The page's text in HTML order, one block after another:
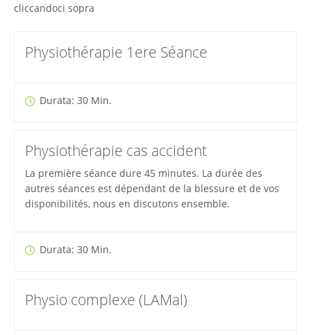
cliccandoci sopra
Physiothérapie 1ere Séance
Durata: 30 Min.
Physiothérapie cas accident
La première séance dure 45 minutes. La durée des
autres séances est dépendant de la blessure et de vos
disponibilités, nous en discutons ensemble.
Durata: 30 Min.
Physio complexe (LAMal)